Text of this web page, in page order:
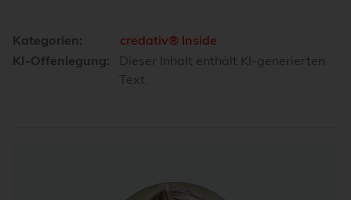
Kategorien:
credativ® Inside
KI-Offenlegung:
Dieser Inhalt enthält KI-generierten
Text.